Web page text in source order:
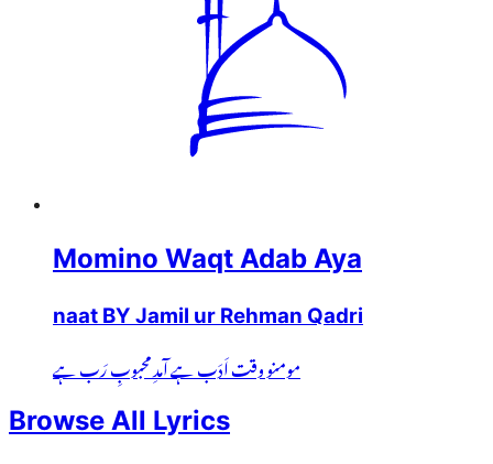
Momino Waqt Adab Aya
naat BY Jamil ur Rehman Qadri
مومنو وقت اَدَب ہے آمدِ محبوبِ رَب ہے
Browse All Lyrics